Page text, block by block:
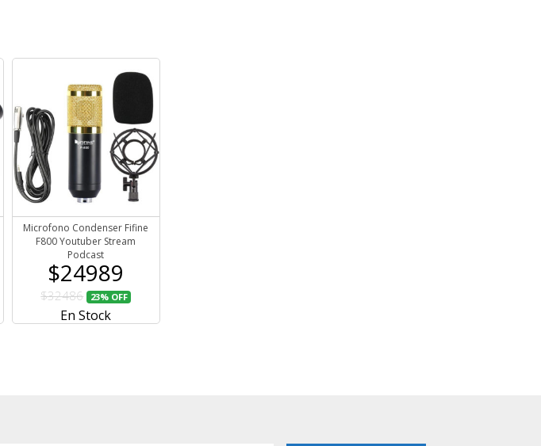
Microfono Condenser Fifine
F800 Youtuber Stream
Podcast
$24989
$32486 23% OFF
En Stock